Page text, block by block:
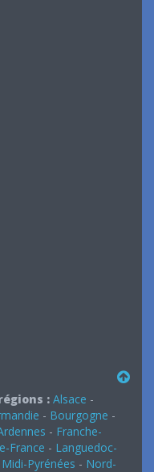
: Alsace -
- Bourgogne -
- Franche-
France - Languedoc-
Midi-Pyrénées - Nord-